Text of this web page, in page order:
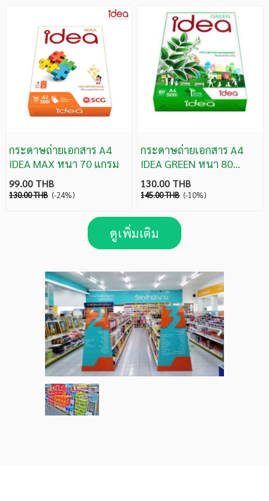
กระดาษถ่ายเอกสาร A4
IDEA MAX หนา 70 แกรม
99.00 THB
130.00 THB (-24%)
กระดาษถ่ายเอกสาร A4
IDEA GREEN หนา 80
แกรม
130.00 THB
145.00 THB (-10%)
ดูเพิ่มเติม